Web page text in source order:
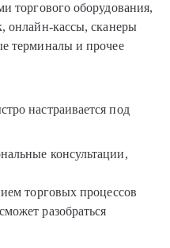
торгового оборудования,
онлайн-кассы, сканеры
терминалы и прочее
настраивается под
консультации,
торговых процессов
разобраться